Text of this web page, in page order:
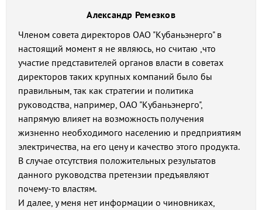
Александр Ремезков
Членом совета директоров ОАО "Кубаньэнерго" в
настоящий момент я не являюсь, но считаю ,что
участие представителей органов власти в советах
директоров таких крупных компаний было бы
правильным, так как стратегии и политика
руководства, например, ОАО "Кубаньэнерго",
напрямую влияет на возможность получения
жизненно необходимого населению и предприятиям
электричества, на его цену и качество этого продукта.
В случае отсутствия положительных результатов
данного руководства претензии предъявляют
почему-то властям.
И далее, у меня нет информации о чиновниках,